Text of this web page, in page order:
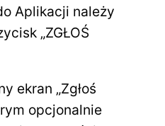
Aplikacji należy
„ZGŁOŚ
ekran „Zgłoś
opcjonalnie